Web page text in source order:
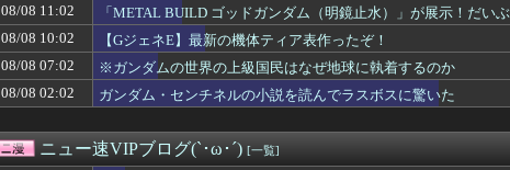
【画像】ガンプラ再販の列を無視して開店ダッシュした客の末路…
【画像】東京都民「助けて！通勤時間減らしたいのに都心の近くが最低10万
【ガンダム】シャア専用ゲルググ←こいつの略し方ｗｗｗｗｗｗｗｗｗ
福田雄一「新ケロロに福田組が出ます！」→爆死 ちいかわの監督「原作に忠
アニメ「ヤニねこ」第6話、アルねこ、わざわざ江の島まで行ってゲロを吐く
【エロ漫画】「とろぷっち」とかいうエロ漫画家ｗｗｗ
鈴代紗弓さん、太くて長い棒状のものをナデナデしてしまう・・・
08/08 11:02
「METAL BUILD ゴッドガンダム（明鏡止水）」が展示！だい
08/08 10:02
【GジェネE】最新の機体ティア表作ったぞ！
08/08 07:02
※ガンダムの世界の上級国民はなぜ地球に執着するのか
08/08 02:02
ガンダム・センチネルの小説を読んでラスボスに驚いた
ニュー速VIPブログ(`･ω･´) [一覧]